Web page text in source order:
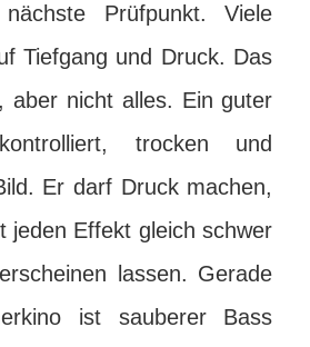
Prüfpunkt. Viele
Tiefgang und Druck. Das
aber nicht alles. Ein guter
trocken und
Er darf Druck machen,
jeden Effekt gleich schwer
lassen. Gerade
ist sauberer Bass